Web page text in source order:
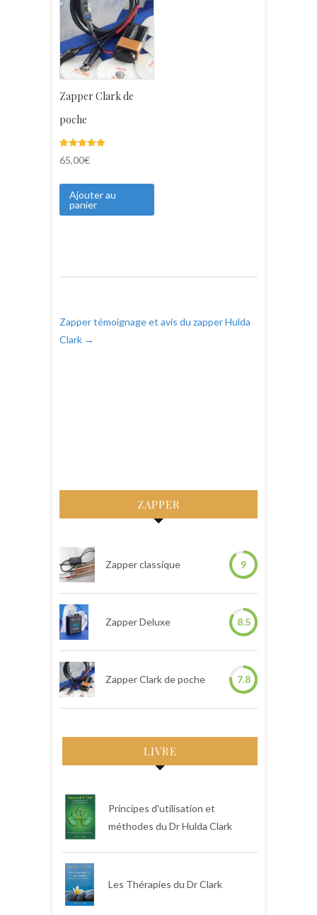
Zapper Clark de
poche
Noté
5.00
3
client
65,00€
Ajouter au
panier
Zapper témoignage et avis du zapper Hulda
Clark →
ZAPPER
Zapper classique 9
Zapper Deluxe 8.5
Zapper Clark de poche 7.8
LIVRE
Principes d'utilisation et
méthodes du Dr Hulda Clark
Les Thérapies du Dr Clark